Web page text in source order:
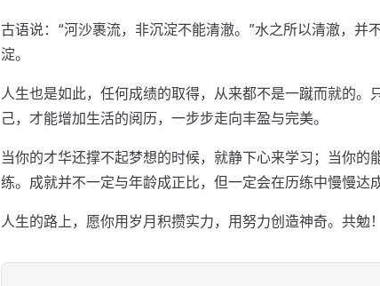
古语说：“河沙裹流，非沉淀不能清澈。”水之所以清澈，并
淀。
人生也是如此，任何成绩的取得，从来都不是一蹴而就的。
己，才能增加生活的阅历，一步步走向丰盈与完美。
当你的才华还撑不起梦想的时候，就静下心来学习；当你的
练。成就并不一定与年龄成正比，但一定会在历练中慢慢达成
人生的路上，愿你用岁月积攒实力，用努力创造神奇。共勉！